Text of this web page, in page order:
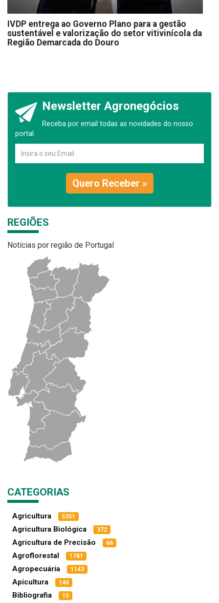
IVDP entrega ao Governo Plano para a gestão
sustentável e valorização do setor vitivinícola da
Região Demarcada do Douro
Newsletter Agronegócios
Receba por email todas as novidades do nosso
portal.
Quero Receber »
REGIÕES
Notícias por região de Portugal
CATEGORIAS
Agricultura 5351
Agricultura Biológica 372
Agricultura de Precisão 66
Agroflorestal 1781
Agropecuária 1143
Apicultura 146
Bibliografia 15